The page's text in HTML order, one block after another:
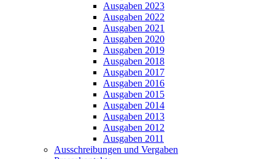
Ausgaben 2023
Ausgaben 2022
Ausgaben 2021
Ausgaben 2020
Ausgaben 2019
Ausgaben 2018
Ausgaben 2017
Ausgaben 2016
Ausgaben 2015
Ausgaben 2014
Ausgaben 2013
Ausgaben 2012
Ausgaben 2011
Ausschreibungen und Vergaben